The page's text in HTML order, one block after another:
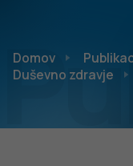
Domov
Duševno zdravje